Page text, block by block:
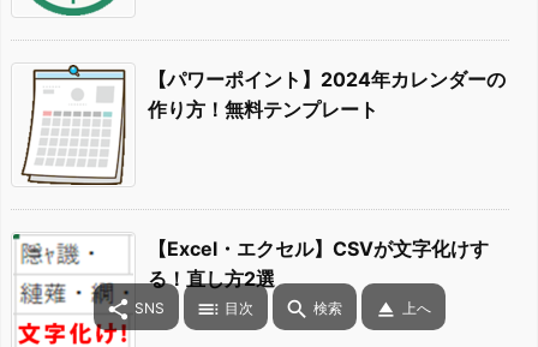
【パワーポイント】2024年カレンダーの
作り方！無料テンプレート
【Excel・エクセル】CSVが文字化けす
る！直し方2選
 SNS  目次  検索  上へ